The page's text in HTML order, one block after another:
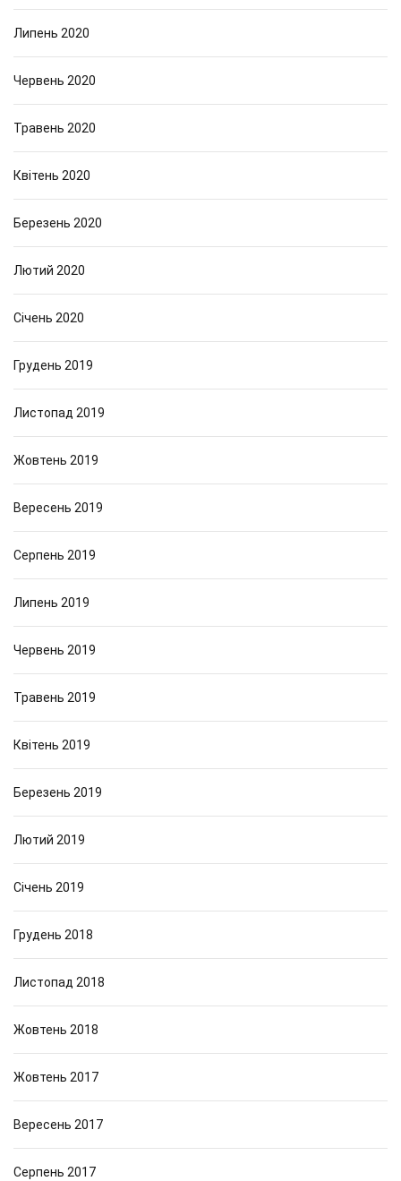
Липень 2020
Червень 2020
Травень 2020
Квітень 2020
Березень 2020
Лютий 2020
Січень 2020
Грудень 2019
Листопад 2019
Жовтень 2019
Вересень 2019
Серпень 2019
Липень 2019
Червень 2019
Травень 2019
Квітень 2019
Березень 2019
Лютий 2019
Січень 2019
Грудень 2018
Листопад 2018
Жовтень 2018
Жовтень 2017
Вересень 2017
Серпень 2017